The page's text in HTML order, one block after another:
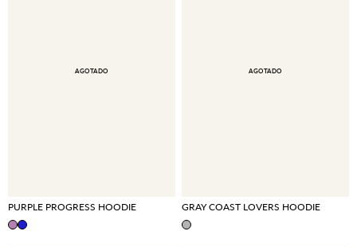
AGOTADO
PURPLE PROGRESS HOODIE
AGOTADO
GRAY COAST LOVERS HOODIE